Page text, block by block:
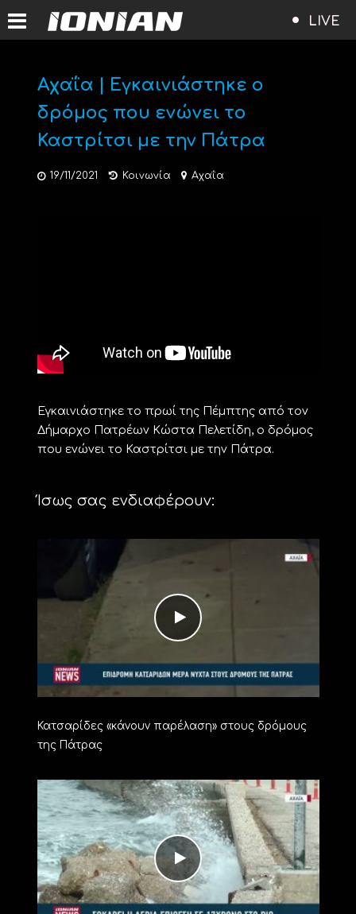
LIVE
Αχαΐα | Εγκαινιάστηκε ο
δρόμος που ενώνει το
Καστρίτσι με την Πάτρα
19/11/2021 Κοινωνία Αχαΐα
Εγκαινιάστηκε το πρωί της Πέμπτης από τον
Δήμαρχο Πατρέων Κώστα Πελετίδη, ο δρόμος
που ενώνει το Καστρίτσι με την Πάτρα.
Ίσως σας ενδιαφέρουν:
Κατσαρίδες «κάνουν παρέλαση» στους δρόμους
της Πάτρας